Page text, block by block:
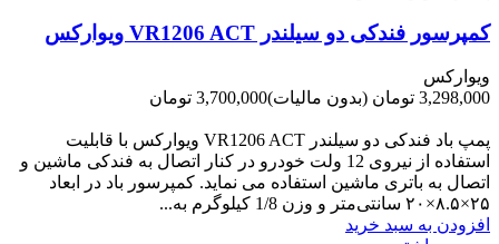
کمپرسور فندکی دو سیلندر VR1206 ACT ویوارکس
ویوارکس
3,298,000 تومان
(بدون مالیات)3,700,000 تومان
پمپ باد فندکی دو سیلندر VR1206 ACT ویوارکس با قابلیت
استفاده از نیروی 12 ولت خودرو در کنار اتصال به فندکی ماشین و
اتصال به باتری ماشین استفاده می نماید. کمپرسور باد در ابعاد
۲۵×۸.۵×۲۰ سانتی‌متر و وزن 1/8 کیلوگرم به...
افزودن به سبد خرید